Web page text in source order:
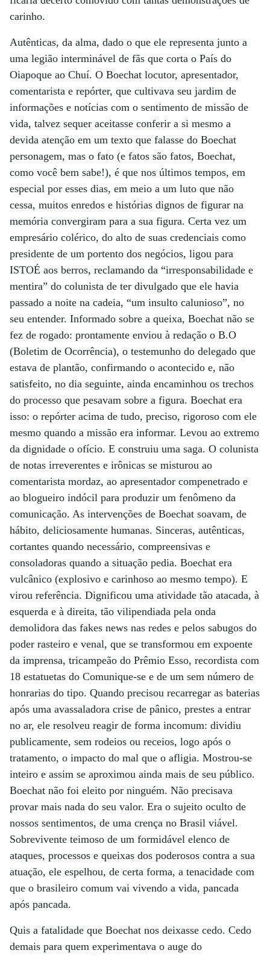
carinho.
Autênticas, da alma, dado o que ele representa junto a
uma legião interminável de fãs que corta o País do
Oiapoque ao Chuí. O Boechat locutor, apresentador,
comentarista e repórter, que cultivava seu jardim de
informações e notícias com o sentimento de missão de
vida, talvez sequer aceitasse conferir a si mesmo a
devida atenção em um texto que falasse do Boechat
personagem, mas o fato (e fatos são fatos, Boechat,
como você bem sabe!), é que nos últimos tempos, em
especial por esses dias, em meio a um luto que não
cessa, muitos enredos e histórias dignos de figurar na
memória convergiram para a sua figura. Certa vez um
empresário colérico, do alto de suas credenciais como
presidente de um portento dos negócios, ligou para
ISTOÉ aos berros, reclamando da “irresponsabilidade e
mentira” do colunista de ter divulgado que ele havia
passado a noite na cadeia, “um insulto calunioso”, no
seu entender. Informado sobre a queixa, Boechat não se
fez de rogado: prontamente enviou à redação o B.O
(Boletim de Ocorrência), o testemunho do delegado que
estava de plantão, confirmando o acontecido e, não
satisfeito, no dia seguinte, ainda encaminhou os trechos
do processo que pesavam sobre a figura. Boechat era
isso: o repórter acima de tudo, preciso, rigoroso com ele
mesmo quando a missão era informar. Levou ao extremo
da dignidade o ofício. E construiu uma saga. O colunista
de notas irreverentes e irônicas se misturou ao
comentarista mordaz, ao apresentador compenetrado e
ao blogueiro indócil para produzir um fenômeno da
comunicação. As intervenções de Boechat soavam, de
hábito, deliciosamente humanas. Sinceras, autênticas,
cortantes quando necessário, compreensivas e
consoladoras quando a situação pedia. Boechat era
vulcânico (explosivo e carinhoso ao mesmo tempo). E
virou referência. Dignificou uma atividade tão atacada, à
esquerda e à direita, tão vilipendiada pela onda
demolidora das fakes news nas redes e pelos sabugos do
poder rasteiro e venal, que se transformou em expoente
da imprensa, tricampeão do Prêmio Esso, recordista com
18 estatuetas do Comunique-se e de um sem número de
honrarias do tipo. Quando precisou recarregar as baterias
após uma avassaladora crise de pânico, prestes a entrar
no ar, ele resolveu reagir de forma incomum: dividiu
publicamente, sem rodeios ou receios, logo após o
tratamento, o impacto do mal que o afligia. Mostrou-se
inteiro e assim se aproximou ainda mais de seu público.
Boechat não foi eleito por ninguém. Não precisava
provar mais nada do seu valor. Era o sujeito oculto de
nossos sentimentos, de uma crença no Brasil viável.
Sobrevivente teimoso de um formidável elenco de
ataques, processos e queixas dos poderosos contra a sua
atuação, ele espelhou, de certa forma, a tenacidade com
que o brasileiro comum vai vivendo a vida, pancada
após pancada.
Quis a fatalidade que Boechat nos deixasse cedo. Cedo
demais para quem experimentava o auge do